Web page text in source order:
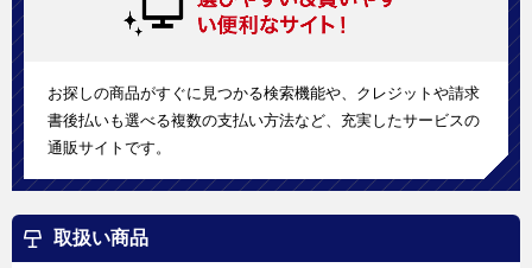
お探しの商品がすぐに見つかる検索機能や、クレジットや請求
書後払いも選べる複数の支払い方法など、充実したサービスの
通販サイトです。
取扱い商品